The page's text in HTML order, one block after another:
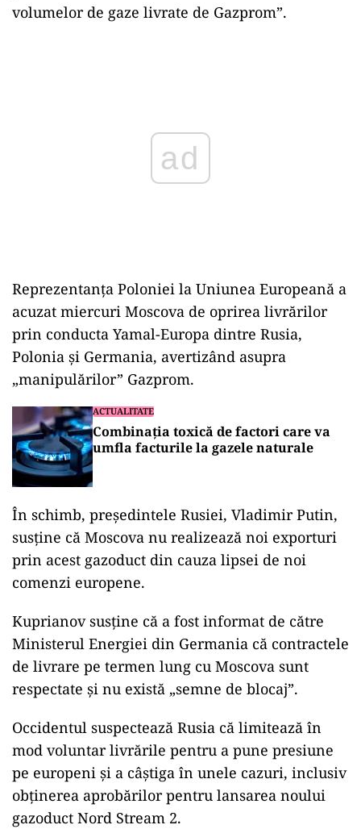
volumelor de gaze livrate de Gazprom”.
ad
Reprezentanţa Poloniei la Uniunea Europeană a
acuzat miercuri Moscova de oprirea livrărilor
prin conducta Yamal-Europa dintre Rusia,
Polonia şi Germania, avertizând asupra
„manipulărilor” Gazprom.
ACTUALITATE
Combinația toxică de factori care va
umfla facturile la gazele naturale
În schimb, preşedintele Rusiei, Vladimir Putin,
susţine că Moscova nu realizează noi exporturi
prin acest gazoduct din cauza lipsei de noi
comenzi europene.
Kuprianov susţine că a fost informat de către
Ministerul Energiei din Germania că contractele
de livrare pe termen lung cu Moscova sunt
respectate şi nu există „semne de blocaj”.
Occidentul suspectează Rusia că limitează în
mod voluntar livrările pentru a pune presiune
pe europeni şi a câştiga în unele cazuri, inclusiv
obţinerea aprobărilor pentru lansarea noului
gazoduct Nord Stream 2.